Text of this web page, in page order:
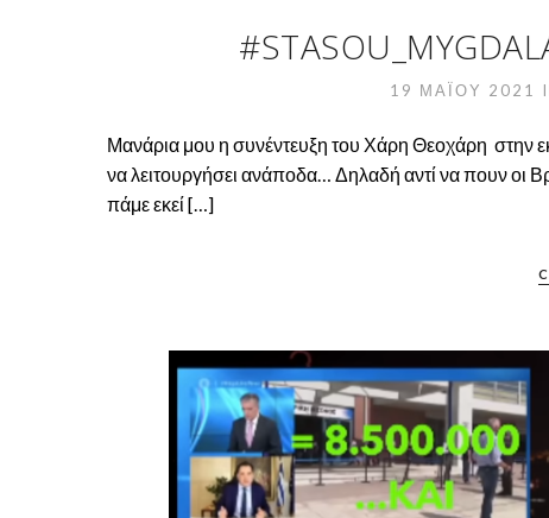
19 ΜΑΪ́ΟΥ 2021
Μανάρια μου η συνέντευξη του Χάρη Θεοχάρη στην
να λειτουργήσει ανάποδα… Δηλαδή αντί να πουν οι
πάμε εκεί […]